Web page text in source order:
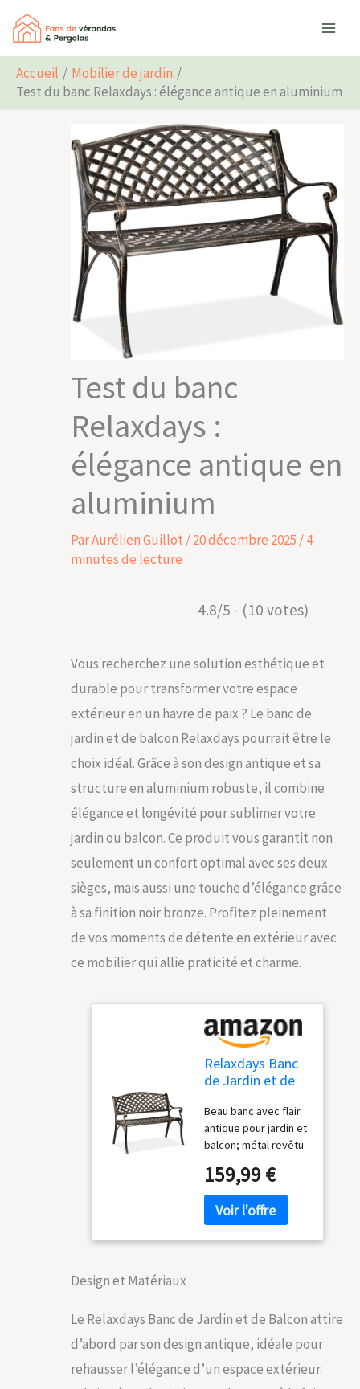
Aller
contenu
Accueil
Mobilier de jardin
Test du banc Relaxdays : élégance antique en aluminium
Test du banc
Relaxdays :
élégance antique en
aluminium
ParAurélien Guillot /20 décembre 2025 /4
minutes de lecture
4.8/5 - (10 votes)
Vous recherchez une solution esthétique et
durable pour transformer votre espace
extérieur en un havre de paix ? Le banc de
jardin et de balcon Relaxdays pourrait être le
choix idéal. Grâce à son design antique et sa
structure en aluminium robuste, il combine
élégance et longévité pour sublimer votre
jardin ou balcon. Ce produit vous garantit non
seulement un confort optimal avec ses deux
sièges, mais aussi une touche d’élégance grâce
à sa finition noir bronze. Profitez pleinement
de vos moments de détente en extérieur avec
ce mobilier qui allie praticité et charme.
Relaxdays Banc
de Jardin et de
Design Antique,
en Aluminium
HlP 82x102x60
cm, Noir Bronze
Beau banc avec flair
antique pour jardin et
balcon; métal revêtu
températures Banc
solide 2 places pour
profiter du soleil -
idéal pour lire et
prendre le thé
endroit idéal de
balcon de grande
qualité et à longue
vie; design recourbé
159,99 €
Design et Matériaux
Le Relaxdays Banc de Jardin et de Balcon attire
d’abord par son design antique, idéale pour
rehausser l’élégance d’un espace extérieur.
Rechercher